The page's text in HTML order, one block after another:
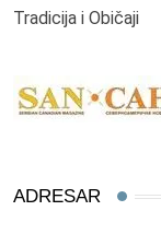
Tradicija i Običaji
ADRESAR